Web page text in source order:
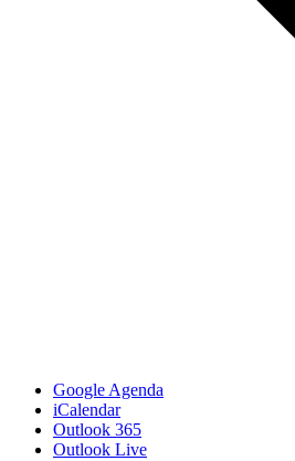
Google Agenda
iCalendar
Outlook 365
Outlook Live